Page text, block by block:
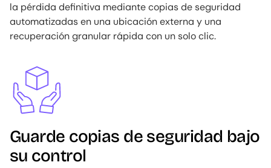
la pérdida definitiva mediante copias de seguridad
automatizadas en una ubicación externa y una
recuperación granular rápida con un solo clic.
Image
Guarde copias de seguridad bajo
su control